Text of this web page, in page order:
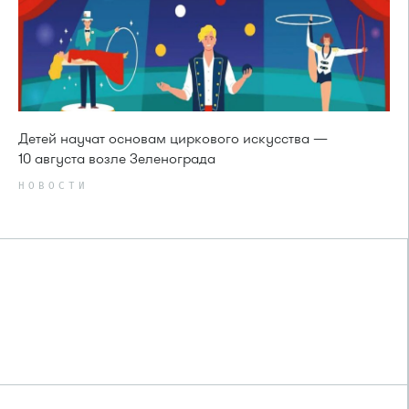
Детей научат основам циркового искусства —
10 августа возле Зеленограда
НОВОСТИ